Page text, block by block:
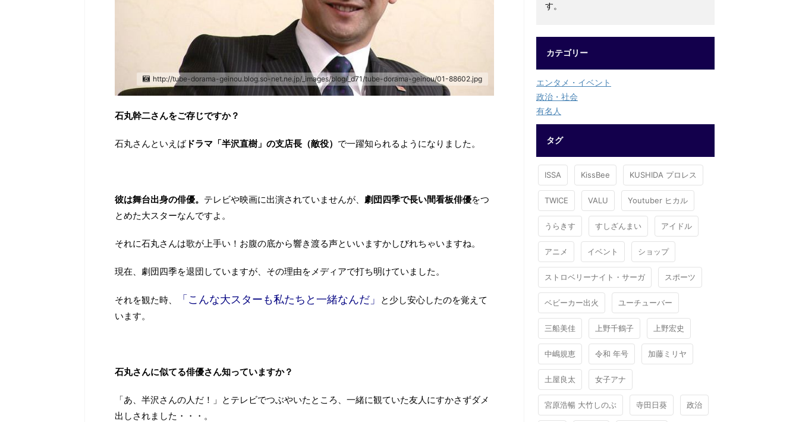
http://tube-dorama-geinou.blog.so-net.ne.jp/_images/blog/_d71/tube-dorama-geinou/01-88602.jpg
石丸幹二さんをご存じですか？
石丸さんといえばドラマ「半沢直樹」の支店長（敵役） で一躍知られるようになりました。
彼は舞台出身の俳優。 テレビや映画に出演されていませんが、 劇団四季で長い間看板俳優をつ
とめた大スターなんですよ。
それに石丸さんは歌が上手い！お腹の底から響き渡る声といいますかしびれちゃいますね。
現在、劇団四季を退団していますが、その理由をメディアで打ち明けていました。
それを観た時、 「こんな大スターも私たちと一緒なんだ」
と少し安心したのを覚えて
います。
石丸さんに似てる俳優さん知っていますか？
「あ、半沢さんの人だ！」とテレビでつぶやいたところ、一緒に観ていた友人にすかさずダメ
出しされました・・・。
す。
カテゴリー
エンタメ・イベント
政治・社会
有名人
タグ
ISSA KissBee KUSHIDA プロレス
TWICE VALU Youtuber ヒカル
うらきす すしざんまい アイドル
アニメ イベント ショップ
ストロベリーナイト・サーガ スポーツ
ベビーカー出火 ユーチューバー
三船美佳 上野千鶴子 上野宏史
中嶋規恵 令和 年号 加藤ミリヤ
土屋良太 女子アナ
宮原浩暢 大竹しのぶ 寺田日葵 政治